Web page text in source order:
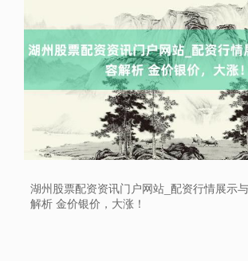
湖州股票配资资讯门户网站_配资行情展示
解析 金价银价，大涨！
上证综指 3878.43 +56.15